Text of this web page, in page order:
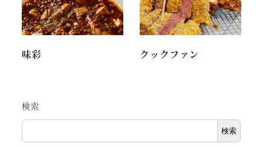
味彩 クックファン
検索
検索